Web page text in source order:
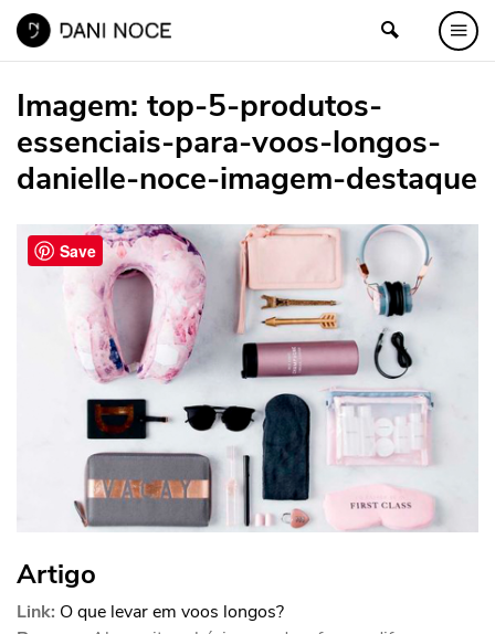
Imagem: top-5-produtos-
essenciais-para-voos-longos-
danielle-noce-imagem-destaque
Artigo
Link: O que levar em voos longos?
Save